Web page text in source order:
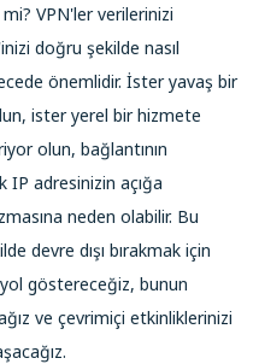
VPN'ler verilerinizi
doğru şekilde nasıl
önemlidir. İster yavaş bir
ister yerel bir hizmete
olun, bağlantının
IP adresinizin açığa
neden olabilir. Bu
devre dışı bırakmak için
göstereceğiz, bunun
ve çevrimiçi etkinliklerinizi